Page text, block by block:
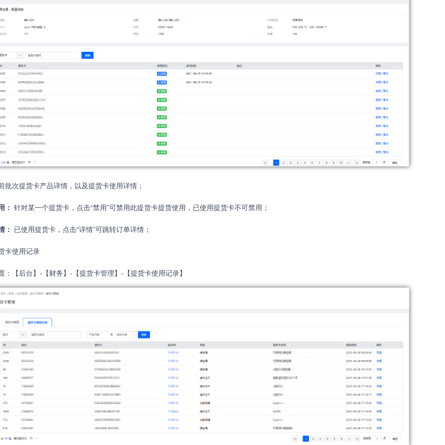
批次提货卡产品详情，以及提货卡使用详情；
： 针对某一个提货卡，点击“禁用”可禁用此提货卡提货使用，已使用提货卡不可禁用；
： 已使用提货卡，点击“详情”可跳转订单详情；
卡使用记录
：【后台】-【财务】-【提货卡管理】-【提货卡使用记录】